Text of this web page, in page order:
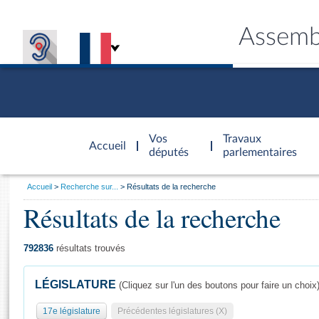
Accueil
d'accueil
Vos
députés
Travaux
parlementaires
Général
Vous
Accueil Recherche sur... Résultats de la recherche
Résultats de la recherche
792836 résultats trouvés
LÉGISLATURE (Cliquez sur l'un des boutons pour faire un choix)
17e législature Précédentes législatures (X)